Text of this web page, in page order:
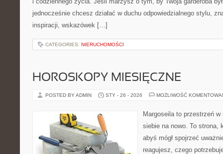
jednocześnie chcesz działać w duchu odpowiedzialnego stylu,
inspiracji, wskazówek […]
CATEGORIES: NIERUCHOMOŚCI
HOROSKOPY MIESIĘCZNE
POSTED BY ADMIN STY - 26 - 2026 MOŻLIWOŚĆ
Margoseila to przestrzeń
siebie na nowo. To strona,
abyś mógł spojrzeć
reagujesz, czego